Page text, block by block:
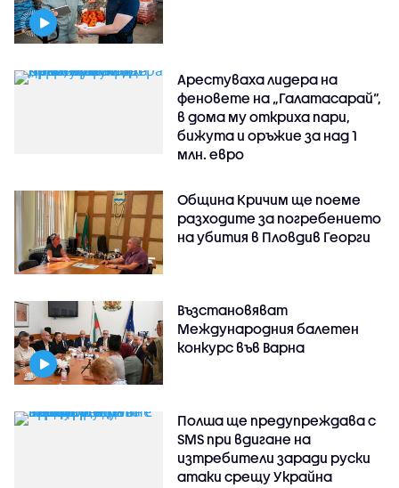
Арестуваха лидера на
феновете на „Галатасарай“,
в дома му откриха пари,
бижута и оръжие за над 1
млн. евро
Община Кричим ще поеме
разходите за погребението
на убития в Пловдив Георги
Възстановяват
Международния балетен
конкурс във Варна
Полша ще предупреждава с
SMS при вдигане на
изтребители заради руски
атаки срещу Украйна